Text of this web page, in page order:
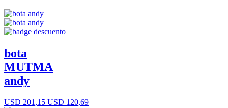
bota
MUTMA
andy
USD 201,15 USD 120,69